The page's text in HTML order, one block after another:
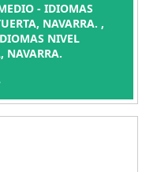
- IDIOMAS
NAVARRA. ,
NIVEL
NAVARRA.